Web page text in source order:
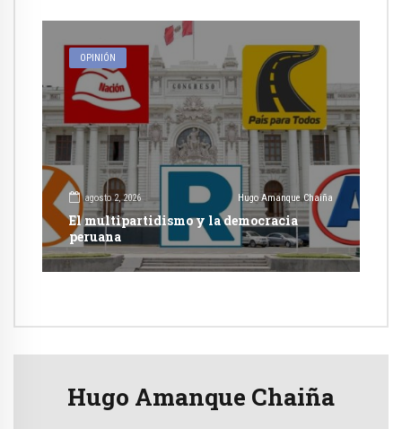
OPINIÓN
agosto 2, 2026 Hugo Amanque Chaiña
El multipartidismo y la democracia
peruana
Hugo Amanque Chaiña